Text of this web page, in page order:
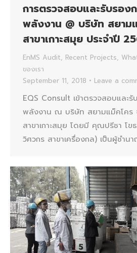
การตรวจสอบและรับรอง
พลังงาน @ บริษัท สยาม
สาขาเกาะสมุย ประจำปี
EnMS Audit, Recent Projects,
ของเรา
September 11, 2018
Leave a
EQS Consult เข้าตรวจสอบและรั
พลังงาน ณ บริษัท สยามแม็คโคร
สาขาเกาะสมุย โดยมี คุณปรีชา โ
วิศวกร สาขาเครื่องกล) เป็นผู้ชำน